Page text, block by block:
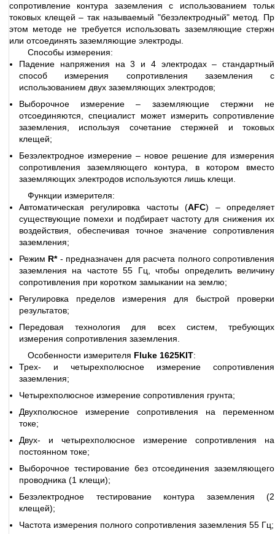
сопротивление контура заземления с использованием
токовых клещей – так называемый "безэлектродный" метод.
этом методе не требуется использовать заземляющие
или отсоединять заземляющие электроды.
Способы измерения:
Падение напряжения на 3 и 4 электродах – стандартный
способ измерения сопротивления заземления с
использованием двух заземляющих электродов;
Выборочное измерение – заземляющие стержни не
отсоединяются, специалист может измерить сопротивление
заземления, используя сочетание стержней и токовых
клещей;
Безэлектродное измерение – новое решение для измерения
сопротивления заземляющего контура, в котором вместо
заземляющих электродов используются лишь клещи.
Функции измерителя:
Автоматическая регулировка частоты (AFC) – определяет
существующие помехи и подбирает частоту для снижения их
воздействия, обеспечивая точное значение сопротивления
заземления;
Режим R*- предназначен для расчета полного сопротивления
заземления на частоте 55 Гц, чтобы определить величину
сопротивления при коротком замыкании на землю;
Регулировка пределов измерения для быстрой проверки
результатов;
Передовая технология для всех систем, требующих
измерения сопротивления заземления.
Особенности измерителя Fluke 1625KIT:
Трех- и четырехполюсное измерение сопротивления
заземления;
Четырехполюсное измерение сопротивления грунта;
Двухполюсное измерение сопротивления на переменном
токе;
Двух- и четырехполюсное измерение сопротивления на
постоянном токе;
Выборочное тестирование без отсоединения заземляющего
проводника (1 клещи);
Безэлектродное тестирование контура заземления (2
клещей);
Частота измерения полного сопротивления заземления 55 Гц;